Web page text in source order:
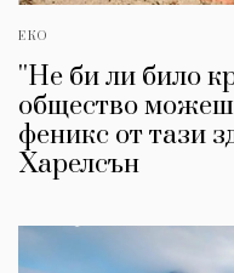
ЕКО
''Не би ли било
общество
феникс от тази
Харелсън